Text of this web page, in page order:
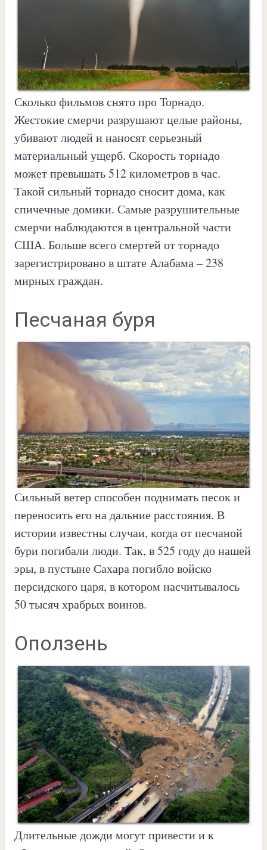
Сколько фильмов снято про Торнадо.
Жестокие смерчи разрушают целые районы,
убивают людей и наносят серьезный
материальный ущерб. Скорость торнадо
может превышать 512 километров в час.
Такой сильный торнадо сносит дома, как
спичечные домики. Самые разрушительные
смерчи наблюдаются в центральной части
США. Больше всего смертей от торнадо
зарегистрировано в штате Алабама – 238
мирных граждан.
Песчаная буря
Сильный ветер способен поднимать песок и
переносить его на дальние расстояния. В
истории известны случаи, когда от песчаной
бури погибали люди. Так, в 525 году до нашей
эры, в пустыне Сахара погибло войско
персидского царя, в котором насчитывалось
50 тысяч храбрых воинов.
Оползень
Длительные дожди могут привести и к